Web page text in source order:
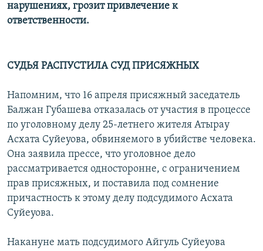
нарушениях, грозит привлечение к
ответственности.
СУДЬЯ РАСПУСТИЛА СУД ПРИСЯЖНЫХ
Напомним, что 16 апреля присяжный заседатель
Балжан Губашева отказалась от участия в процессе
по уголовному делу 25-летнего жителя Атырау
Асхата Суйеуова, обвиняемого в убийстве человека.
Она заявила прессе, что уголовное дело
рассматривается односторонне, с ограничением
прав присяжных, и поставила под сомнение
причастность к этому делу подсудимого Асхата
Суйеуова.
Накануне мать подсудимого Айгуль Суйеуова